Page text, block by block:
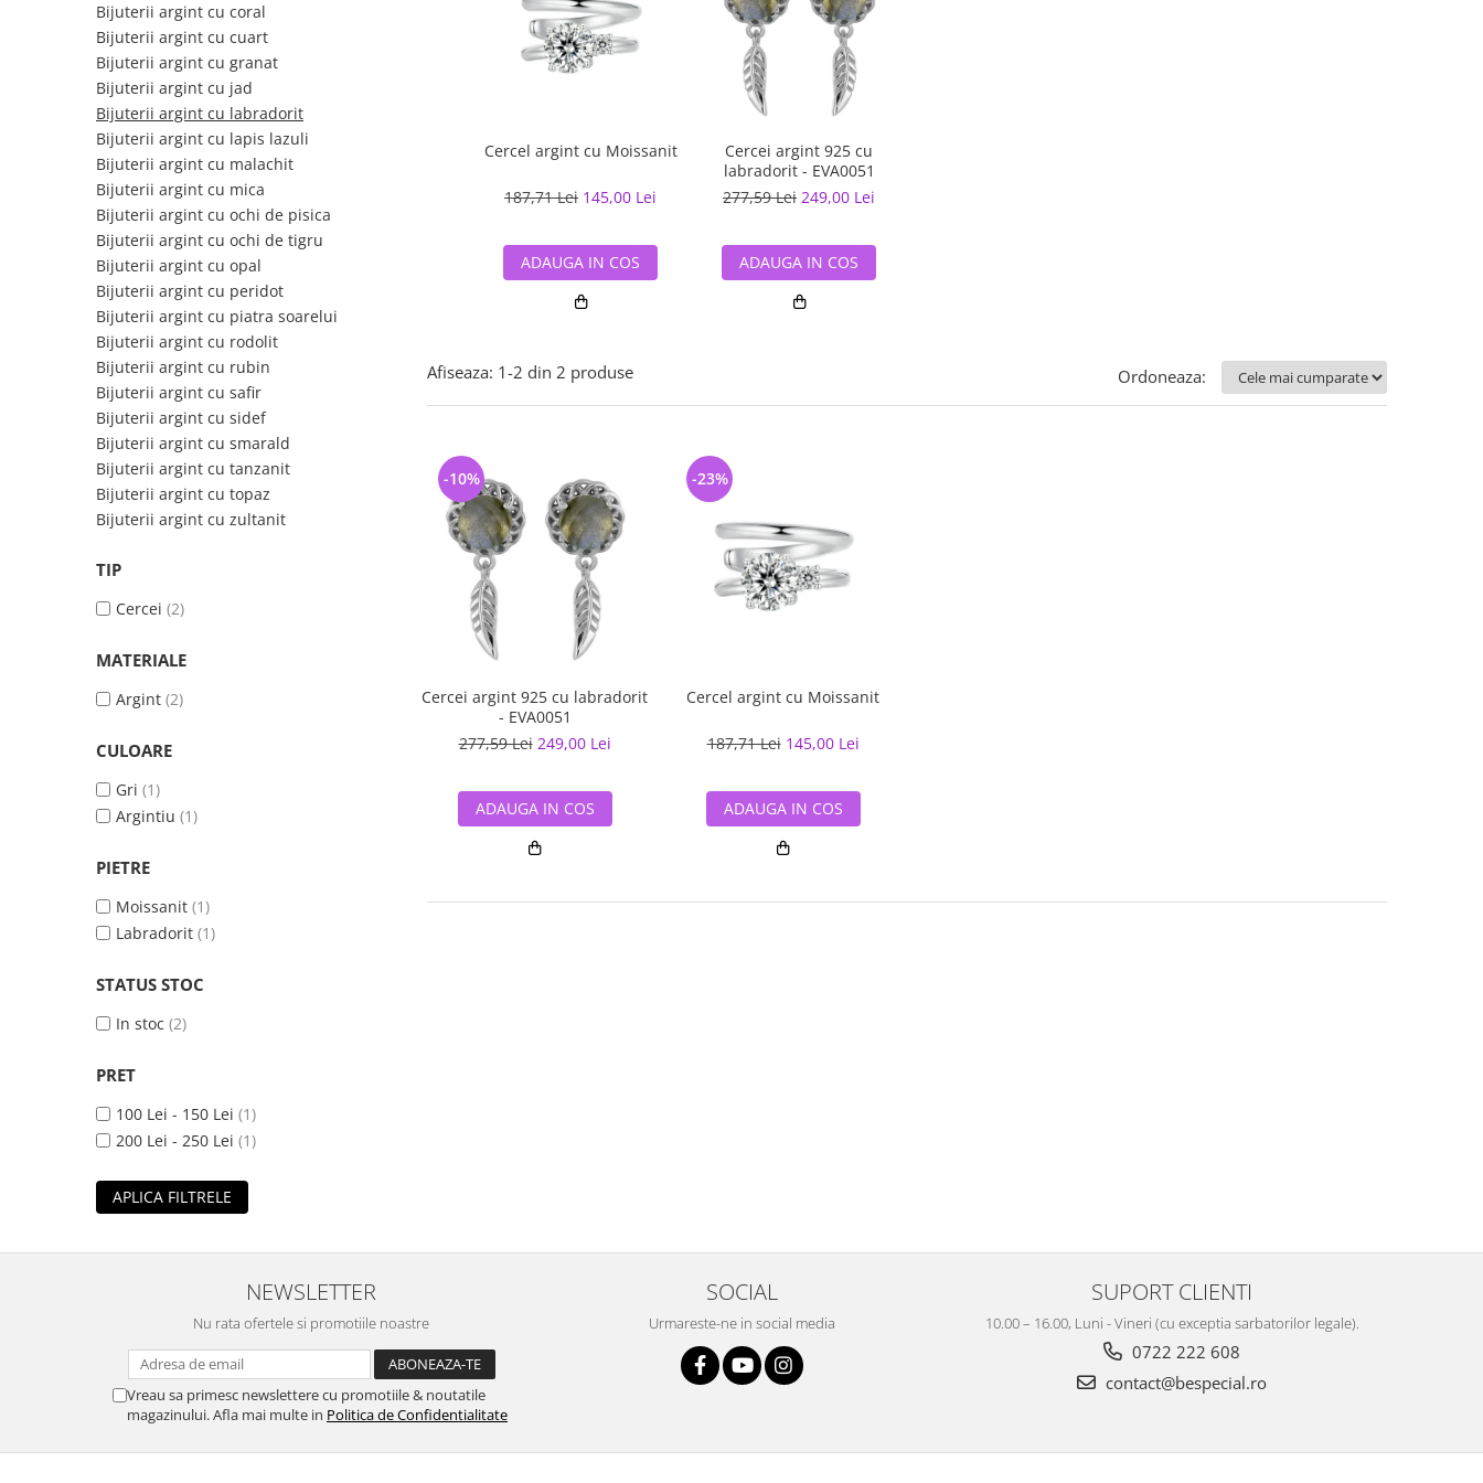
semipretioase
Bijuterii argint placat cu aur
Bijuterii argint cu diverse
Bijuterii argint cu murano
Bijuterii de Lux
Bijuterii gotice si rock
Bijuterii Handmade
Bijuterii fantezie
Casete si cutii de bijuterii
Bijuterii tungsten
Accesorii Piele
Solutii si lavete de curatare
bijuterii argint
Bijuterii argint cu coral
Bijuterii argint cu cuart
Bijuterii argint cu granat
Bijuterii argint cu jad
Bijuterii argint cu labradorit
Bijuterii argint cu lapis lazuli
Bijuterii argint cu malachit
Bijuterii argint cu mica
Bijuterii argint cu ochi de pisica
Bijuterii argint cu ochi de tigru
Bijuterii argint cu opal
Bijuterii argint cu peridot
Bijuterii argint cu piatra soarelui
Bijuterii argint cu rodolit
Bijuterii argint cu rubin
Bijuterii argint cu safir
Bijuterii argint cu sidef
Bijuterii argint cu smarald
Bijuterii argint cu tanzanit
Bijuterii argint cu topaz
Bijuterii argint cu zultanit
TIP
Cercei (2)
MATERIALE
Argint (2)
CULOARE
Gri (1)
Argintiu (1)
PIETRE
Moissanit (1)
Labradorit (1)
STATUS STOC
In stoc (2)
PRET
100 Lei - 150 Lei (1)
200 Lei - 250 Lei (1)
APLICA FILTRELE
Cercel argint cu Moissanit
187,71 Lei 145,00 Lei
ADAUGA IN COS
Cercei argint 925 cu
labradorit - EVA0051
277,59 Lei 249,00 Lei
ADAUGA IN COS
Afiseaza: 1-2 din 2 produse Ordoneaza:
Cercei argint 925 cu labradorit
- EVA0051
277,59 Lei 249,00 Lei
-10%
ADAUGA IN COS
Cercel argint cu Moissanit
187,71 Lei 145,00 Lei
-23%
ADAUGA IN COS
NEWSLETTER
Nu rata ofertele si promotiile noastre
Vreau sa primesc newslettere cu promotiile & noutatile
magazinului. Afla mai multe in Politica de Confidentialitate
SOCIAL
Urmareste-ne in social media
SUPORT CLIENTI
10.00 – 16.00, Luni - Vineri (cu exceptia sarbatorilor legale).
0722 222 608
contact@bespecial.ro